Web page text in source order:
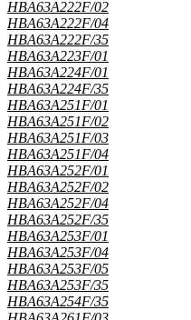
HBA63A222F/02
HBA63A222F/04
HBA63A222F/35
HBA63A223F/01
HBA63A224F/01
HBA63A224F/35
HBA63A251F/01
HBA63A251F/02
HBA63A251F/03
HBA63A251F/04
HBA63A252F/01
HBA63A252F/02
HBA63A252F/04
HBA63A252F/35
HBA63A253F/01
HBA63A253F/04
HBA63A253F/05
HBA63A253F/35
HBA63A254F/35